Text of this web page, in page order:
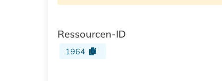
Ressourcen-ID
1964